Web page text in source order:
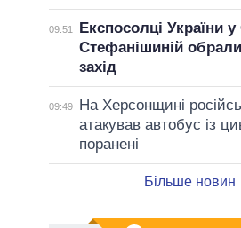
09:51
Експосолці України
Стефанішиній
захід
09:49
На Херсонщині
атакував автобус із
поранені
Більше новин